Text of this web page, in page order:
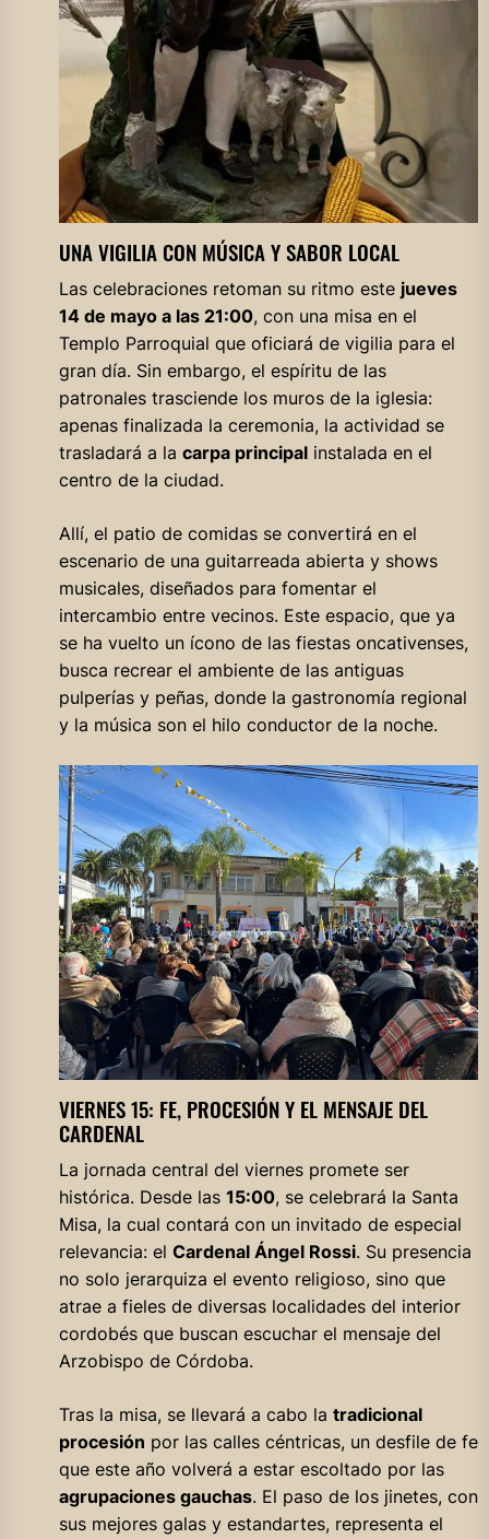
UNA VIGILIA CON MÚSICA Y SABOR LOCAL
Las celebraciones retoman su ritmo este jueves
14 de mayo a las 21:00, con una misa en el
Templo Parroquial que oficiará de vigilia para el
gran día. Sin embargo, el espíritu de las
patronales trasciende los muros de la iglesia:
apenas finalizada la ceremonia, la actividad se
trasladará a la carpa principalinstalada en el
centro de la ciudad.
Allí, el patio de comidas se convertirá en el
escenario de una guitarreada abierta y shows
musicales, diseñados para fomentar el
intercambio entre vecinos. Este espacio, que ya
se ha vuelto un ícono de las fiestas oncativenses,
busca recrear el ambiente de las antiguas
pulperías y peñas, donde la gastronomía regional
y la música son el hilo conductor de la noche.
VIERNES 15: FE, PROCESIÓN Y EL MENSAJE DEL
CARDENAL
La jornada central del viernes promete ser
histórica. Desde las 15:00, se celebrará la Santa
Misa, la cual contará con un invitado de especial
relevancia: el Cardenal Ángel Rossi. Su presencia
no solo jerarquiza el evento religioso, sino que
atrae a fieles de diversas localidades del interior
cordobés que buscan escuchar el mensaje del
Arzobispo de Córdoba.
Tras la misa, se llevará a cabo la tradicional
procesión por las calles céntricas, un desfile de fe
que este año volverá a estar escoltado por las
agrupaciones gauchas. El paso de los jinetes, con
sus mejores galas y estandartes, representa el